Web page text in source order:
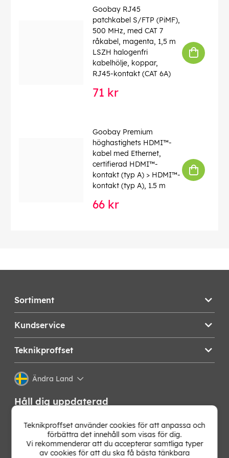
Goobay RJ45
patchkabel S/FTP (PiMF),
500 MHz, med CAT 7
råkabel, magenta, 1,5 m
LSZH halogenfri
kabelhölje, koppar,
RJ45-kontakt (CAT 6A)
71 kr
Goobay Premium
höghastighets HDMI™-
kabel med Ethernet,
certifierad HDMI™-
kontakt (typ A) > HDMI™-
kontakt (typ A), 1.5 m
66 kr
Sortiment
Kundservice
Teknikproffset
Ändra Land
Håll dig uppdaterad
Få de senaste nyheterna, hetaste erbjudandena och
bästa tipsen från oss direkt i din mejlkorg. Signa upp på
vårt nyhetsbrev!
Teknikproffset använder cookies för att anpassa och
förbättra det innehåll som visas för dig.
Vi rekommenderar att du accepterar samtliga typer
av cookies för att du ska få bästa tänkbara